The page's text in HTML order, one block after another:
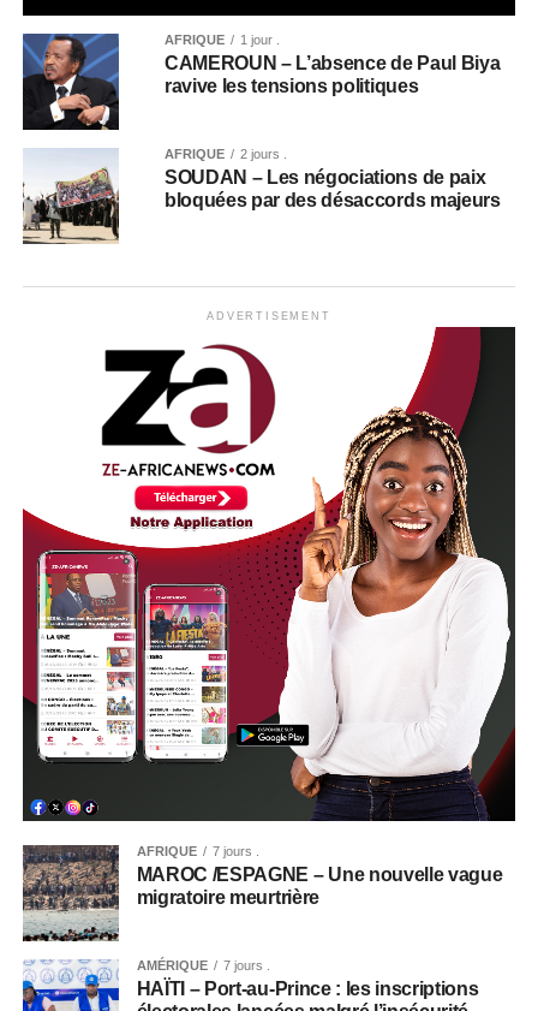
AFRIQUE 1 jour .
CAMEROUN – L’absence de Paul Biya
ravive les tensions politiques
AFRIQUE 2 jours .
SOUDAN – Les négociations de paix
bloquées par des désaccords majeurs
ADVERTISEMENT
AFRIQUE 7 jours .
MAROC /ESPAGNE – Une nouvelle vague
migratoire meurtrière
AMÉRIQUE 7 jours .
HAÏTI – Port-au-Prince : les inscriptions